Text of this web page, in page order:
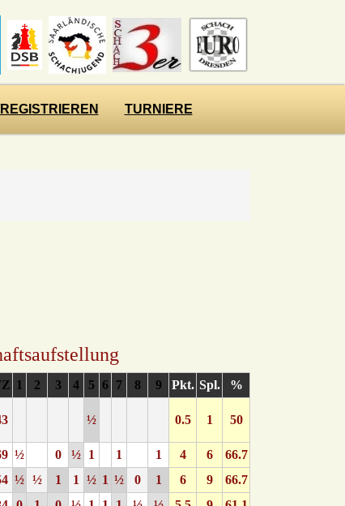
TURNIERE
1 2 3 4 5 6 7 8 9 Pkt. Spl. %
½ 0.5 1 50
½ 0 ½ 1 1 1 4 6
66.7
½ ½ 1 1 ½ 1 ½ 0 1 6 9
66.7